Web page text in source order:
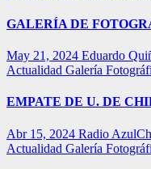
GALERÍA DE
May 21, 2024 Eduardo
Actualidad Galería
EMPATE DE U. DE
Abr 15, 2024 Radio
Actualidad Galería